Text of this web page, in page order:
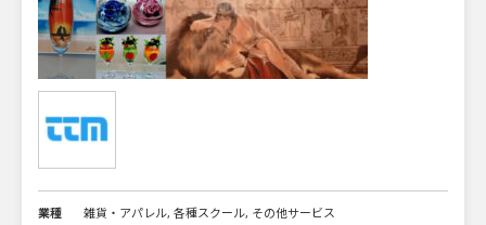
業種
雑貨・アパレル, 各種スクール, その他サービス